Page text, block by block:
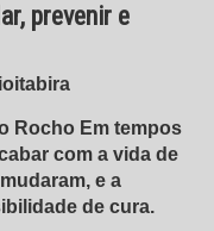
prevenir e
Rocho Em tempos
com a vida de
e a
de cura.